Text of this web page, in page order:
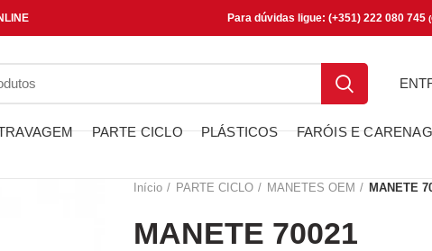
Para dúvidas ligue: (+351) 222 080 745
PARTE CICLO PLÁSTICOS FARÓIS E
Início PARTE CICLO MANETES OEM MANETE
MANETE 70021